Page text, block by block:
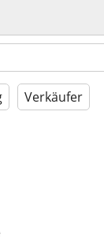
Verkäufer